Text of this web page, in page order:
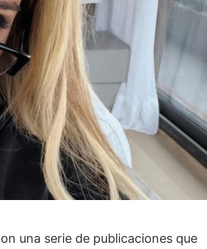
una serie de publicaciones que